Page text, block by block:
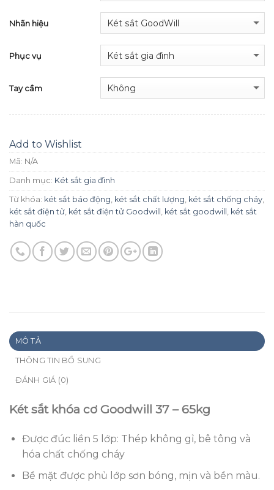
Nhãn hiệu
Phục vụ
Tay cầm
Add to Wishlist
Mã: N/A
Danh mục: Két sắt gia đình
Từ khóa: két sắt báo động, két sắt chất lượng, két sắt chống cháy,
két sắt điện tử, két sắt điện tử Goodwill , két sắt goodwill , két sắt
hàn quốc
MÔ TẢ
THÔNG TIN BỔ SUNG
ĐÁNH GIÁ (0)
Két sắt khóa cơ Goodwill 37 – 65kg
Được đúc liền 5 lớp: Thép không gỉ, bê tông và
hóa chất chống cháy
Bề mặt được phủ lớp sơn bóng, mịn và bền màu.